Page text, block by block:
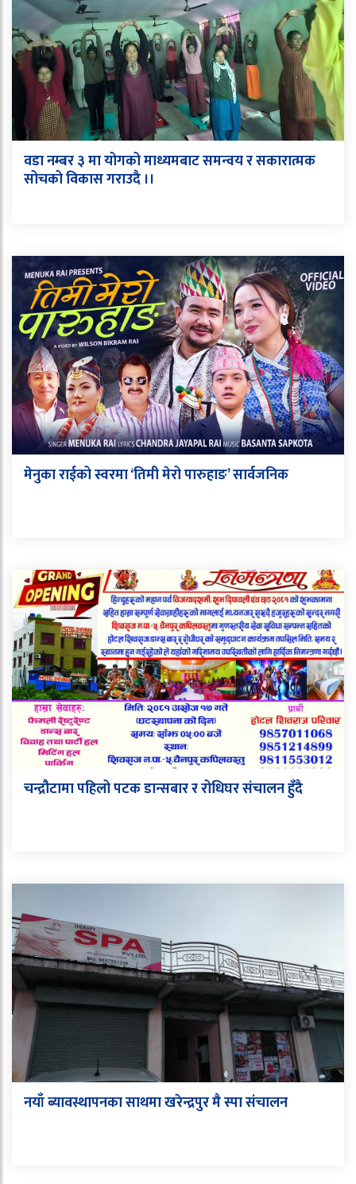
वडा नम्बर ३ मा योगको माध्यमबाट समन्वय र सकारात्मक
सोचको विकास गराउदै ।।
मेनुका राईको स्वरमा ‘तिमी मेरो पारुहाङ’ सार्वजनिक
चन्द्रौटामा पहिलो पटक डान्सबार र रोधिघर संचालन हुँदै
नयाँ ब्यावस्थापनका साथमा खरेन्द्रपुर मै स्पा संचालन